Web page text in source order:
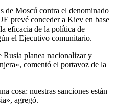
de Moscú contra el denominado
prevé conceder a Kiev en base
eficacia de la política de
el Ejecutivo comunitario.
Rusia planea nacionalizar y
comentó el portavoz de la
cosa: nuestras sanciones están
agregó.